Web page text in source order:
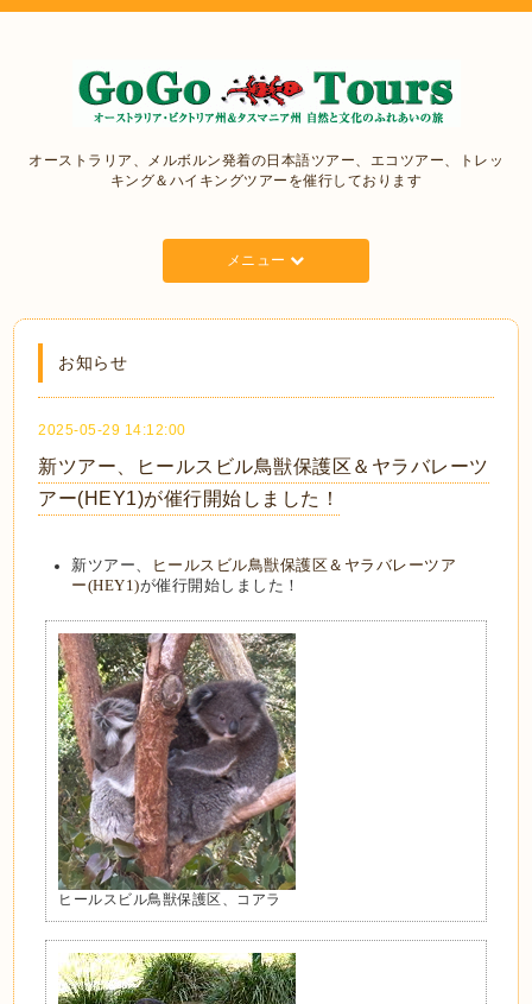
オーストラリア、メルボルン発着の日本語ツアー、エコツアー、トレッ
キング＆ハイキングツアーを催行しております
メニュー
お知らせ
2025-05-29 14:12:00
新ツアー、ヒールスビル鳥獣保護区＆ヤラバレーツ
アー(HEY1)が催行開始しました！
新ツアー、
ヒールスビル鳥獣保護区＆ヤラバレーツア
ー(HEY1)が催行開始しました！
ヒールスビル鳥獣保護区、コアラ